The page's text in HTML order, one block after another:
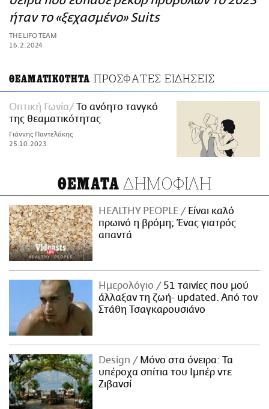
ΑΜΠΑ
PRINT
ήταν το «ξεχασμένο» Suits
THE LIFO TEAM
16.2.2024
ΘΕΑΜΑΤΙΚΟΤΗΤΑ ΠΡΟΣΦΑΤΕΣ ΕΙΔΗΣΕΙΣ
Οπτική Γωνία
Το ανόητο τανγκό
της θεαματικότητας
Γιάννης Παντελάκης
25.10.2023
ΘΕΜΑΤΑ ΔΗΜΟΦΙΛΗ
HEALTHY PEOPLE
Είναι καλό
πρωινό η βρόμη; Ένας γιατρός
απαντά
Ημερολόγιο
51 ταινίες που μού
άλλαξαν τη ζωή- updated. Aπό τον
Στάθη Τσαγκαρουσιάνο
Design
Μόνο στα όνειρα: Τα
υπέροχα σπίτια του Ιμπέρ ντε
Ζιβανσί